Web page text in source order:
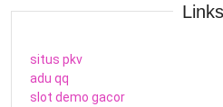
Links
situs pkv
adu qq
slot demo gacor